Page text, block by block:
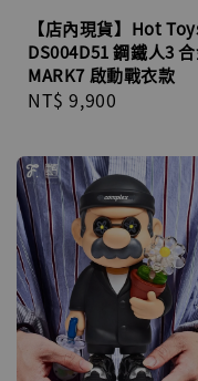
【店內現貨】Hot
DS004D51 鋼鐵人3
MARK7 啟動戰衣款
Regular
NT$ 9,900